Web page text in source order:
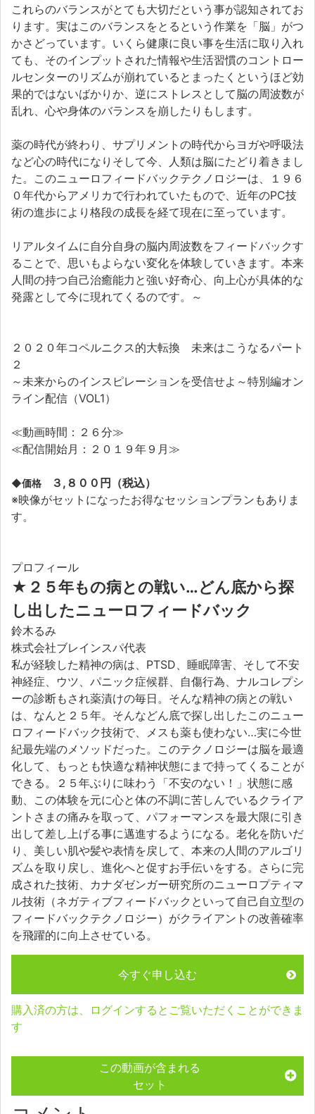
これらのバランスがとても大切だという事が認知されてお
ります。実はこのバランスをとるという作業を「脳」がつ
かさどっています。いくら健康に良い事を生活に取り入れ
ても、そのインプットされた情報や生活習慣のコントロー
ルセンターのリズムが崩れているとまったくというほど効
果的ではないばかりか、逆にストレスとして脳の周波数が
乱れ、心や身体のバランスを崩したりもします。
薬の時代が終わり、サプリメントの時代からヨガや呼吸法
など心の時代になりそして今、人類は脳にたどり着きまし
た。このニューロフィードバックテクノロジーは、１９６
０年代からアメリカで行われていたもので、近年のPC技
術の進歩により格段の成長を経て現在に至っています。
リアルタイムに自分自身の脳内周波数をフィードバックす
ることで、思いもよらない変化を体験していきます。本来
人間の持つ自己治癒能力と強い好奇心、向上心が具体的な
発露として今に現れてくるのです。～
２０２０年コペルニクス的大転換 未来はこうなるパート
２
～未来からのインスピレーションを受信せよ～特別編オン
ライン配信（VOL1）
≪動画時間：２６分≫
≪配信開始月：２０１９年９月≫
◆価格
３,８００円（税込）
※映像がセットになったお得なセッションプランもありま
す。
プロフィール
★２５年もの病との戦い…どん底から探
し出したニューロフィードバック
鈴木るみ
株式会社ブレインスパ代表
私が経験した精神の病は、PTSD、睡眠障害、そして不安
神経症、ウツ、パニック症候群、自傷行為、ナルコレプシ
ーの診断もされ薬漬けの毎日。そんな精神の病との戦い
は、なんと２５年。そんなどん底で探し出したこのニュー
ロフィードバック技術で、メスも薬も使わない…実に今世
紀最先端のメソッドだった。このテクノロジーは脳を最適
化して、もっとも快適な精神状態にまで持ってくることが
できる。２５年ぶりに味わう「不安のない！」状態に感
動、この体験を元に心と体の不調に苦しんでいるクライア
ントさまの痛みを取って、パフォーマンスを最大限に引き
出して差し上げる事に邁進するようになる。老化を防いだ
り、美しい肌や髪や表情を戻して、本来の人間のアルゴリ
ズムを取り戻し、進化へと促すお手伝いをする。さらに完
成された技術、カナダゼンガー研究所のニューロプティマ
ル技術（ネガティブフィードバックといって自己自立型の
フィードバックテクノロジー）がクライアントの改善確率
を飛躍的に向上させている。
今すぐ申し込む
購入済の方は、ログインするとご覧いただくことができま
す
この動画が含まれる
セット